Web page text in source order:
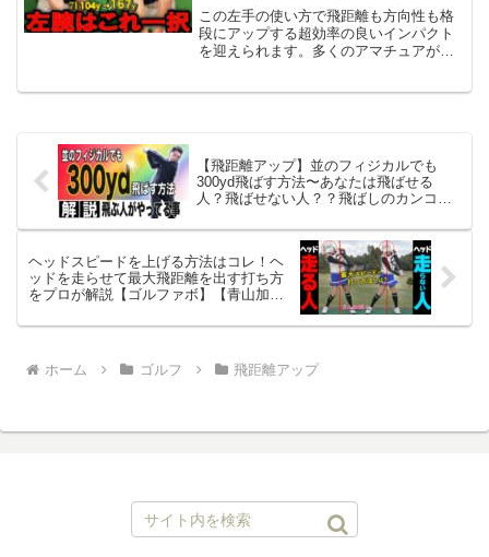
は左肘は開けろ！インパクトはく
っつけろ。
この左手の使い方で飛距離も方向性も格
段にアップする超効率の良いインパクト
を迎えられます。多くのアマチュアが間
【飛距離アップ】並のフィジカルでも
300yd飛ばす方法〜あなたは飛ばせる
人？飛ばせない人？？飛ばしのカンコツ
ヘッドスピードを上げる方法はコレ！ヘ
ッドを走らせて最大飛距離を出す打ち方
をプロが解説【ゴルファボ】【青山加
ホーム ゴルフ 飛距離アップ